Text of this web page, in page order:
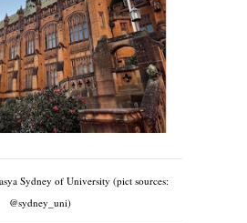
Sydney of University (pict sources:
@sydney_uni)